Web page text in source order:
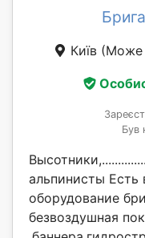
Київ (Може
Був
альпинисты Есть
оборудование
безвоздушная